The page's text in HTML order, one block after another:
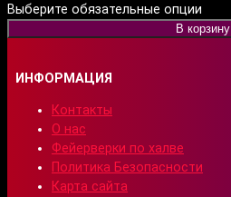
Выберите обязательные опции
В корзину
ИНФОРМАЦИЯ
Контакты
О нас
Фейерверки по халве
Политика Безопасности
Карта сайта